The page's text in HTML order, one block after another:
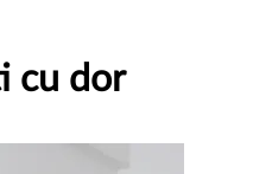
cu dor